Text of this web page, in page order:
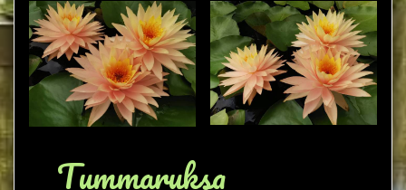
Tummaruksa